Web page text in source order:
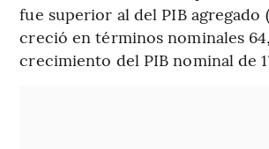
fue superior al del PIB agregado
creció en términos nominales
crecimiento del PIB nominal de